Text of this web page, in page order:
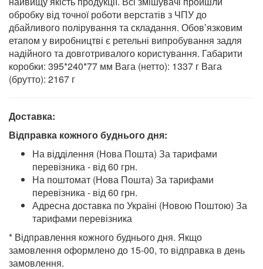
обробку від точної роботи верстатів з ЧПУ до
дбайливого полірування та складання. Обовʼязковим
етапом у виробництві є ретельні випробування задля
надійного та довготривалого користування. Габарити
коробки: 395*240*77 мм Вага (нетто): 1337 г Вага
(брутто): 2167 г
Доставка:
Відправка кожного буднього дня:
На відділення (Нова Пошта) За тарифами
перевізника - від 60 грн.
На поштомат (Нова Пошта) За тарифами
перевізника - від 60 грн.
Адресна доставка по Україні (Новою Поштою) За
тарифами перевізника
* Відправлення кожного буднього дня. Якщо
замовлення оформлено до 15-00, то відправка в день
замовлення.